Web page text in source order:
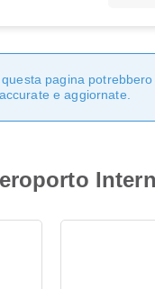
pagina
e aggiornate.